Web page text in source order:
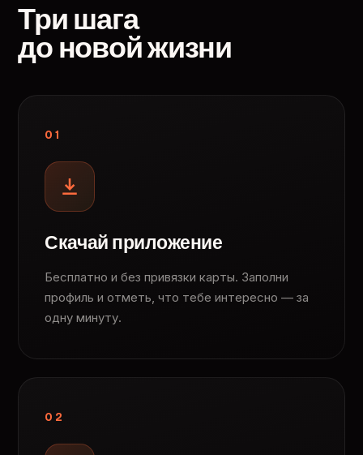
Три шага
до новой жизни
01
Скачай приложение
Бесплатно и без привязки карты. Заполни
профиль и отметь, что тебе интересно — за
одну минуту.
02